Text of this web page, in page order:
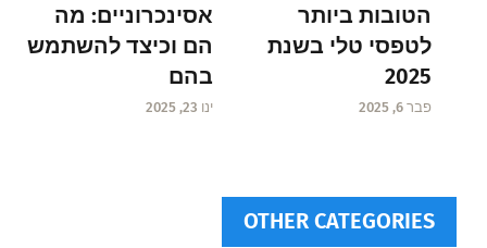
הטובות ביותר
לטפסי טלי בשנת
2025
פבר 6, 2025
אסינכרוניים: מה
הם וכיצד להשתמש
בהם
ינו 23, 2025
OTHER CATEGORIES